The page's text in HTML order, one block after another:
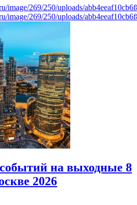
image/269/250/uploads/
image/269/250/uploads/
на выходные 8
2026